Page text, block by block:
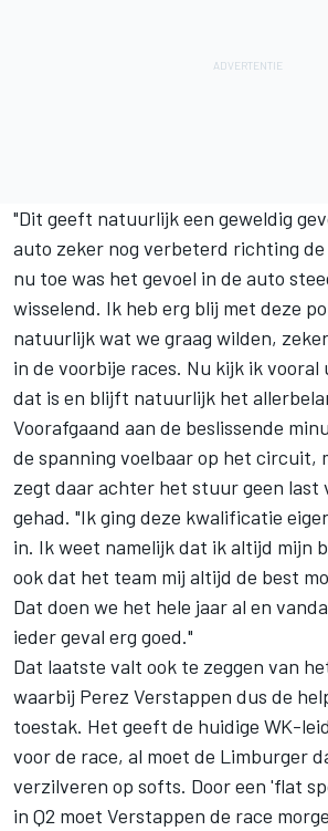
"Dit geeft natuurlijk een geweldig
auto zeker nog verbeterd richting
nu toe was het gevoel in de auto
wisselend. Ik heb erg blij met deze
natuurlijk wat we graag wilden,
in de voorbije races. Nu kijk ik vooral
dat is en blijft natuurlijk het
Voorafgaand aan de beslissende
de spanning voelbaar op het circuit,
zegt daar achter het stuur geen last
gehad. "Ik ging deze kwalificatie
in. Ik weet namelijk dat ik altijd mijn
ook dat het team mij altijd de best
Dat doen we het hele jaar al en
ieder geval erg goed."
Dat laatste valt ook te zeggen van
waarbij Perez Verstappen dus de
toestak. Het geeft de huidige WK-
voor de race, al moet de Limburger
verzilveren op softs. Door een 'flat
in Q2 moet Verstappen de race